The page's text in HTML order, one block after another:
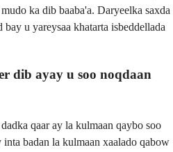
ka dib baaba'a. Daryeelka saxda
u yareysaa khatarta isbeddellada
dib ayay u soo noqdaan
qaar ay la kulmaan qaybo soo
badan la kulmaan xaalado qabow